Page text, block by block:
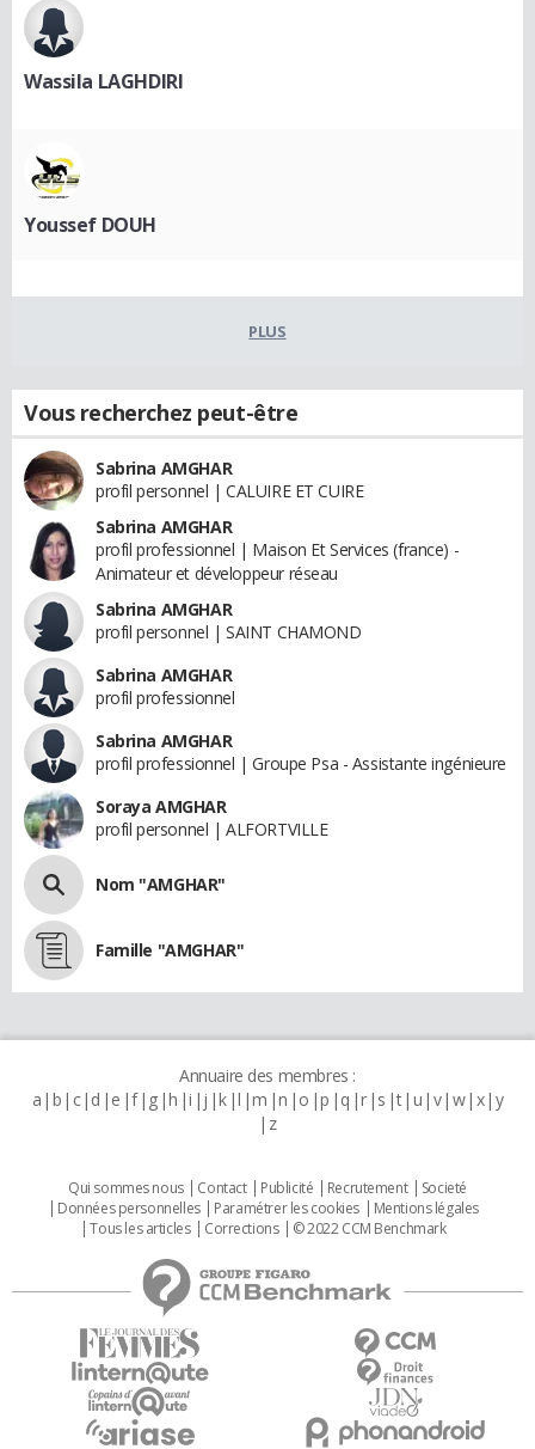
Wassila LAGHDIRI
Youssef DOUH
PLUS
Vous recherchez peut-être
Sabrina AMGHAR
profil personnel | CALUIRE ET CUIRE
Sabrina AMGHAR
profil professionnel | Maison Et Services (france) -
Animateur et développeur réseau
Sabrina AMGHAR
profil personnel | SAINT CHAMOND
Sabrina AMGHAR
profil professionnel
Sabrina AMGHAR
profil professionnel | Groupe Psa - Assistante ingénieure
Soraya AMGHAR
profil personnel | ALFORTVILLE
Nom "AMGHAR"
Famille "AMGHAR"
Annuaire des membres :
a b c d e f g h i j k l m n o p q r s t u v w x y
z
Qui sommes nous Contact Publicité Recrutement
Societé
Données personnelles
Paramétrer les cookies
Mentions légales
Tous les articles
Corrections © 2022 CCM Benchmark